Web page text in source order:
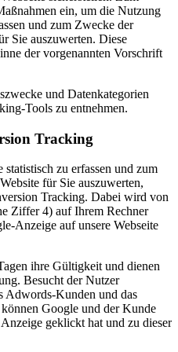
ein, um die Nutzung
und zum Zwecke der
Sie auszuwerten. Diese
der vorgenannten Vorschrift
und Datenkategorien
Tools zu entnehmen.
Tracking
zu erfassen und zum
für Sie auszuwerten,
Tracking. Dabei wird von
Ziffer 4) auf Ihrem Rechner
Anzeige auf unsere Webseite
ihre Gültigkeit und dienen
Besucht der Nutzer
Adwords-Kunden und das
Google und der Kunde
geklickt hat und zu dieser